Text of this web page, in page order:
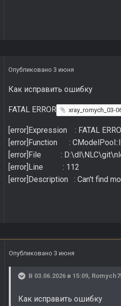
Опубликовано 3 июня
Как исправить ошибку
FATAL ERROR xray_romych_03-
[error]Expression : FATAL
[error]Function :
[error]File :
[error]Line : 112
[error]Description : Can't find
Опубликовано 3 июня
В 03.06.2026 в 15:09,
Как исправить ошибку